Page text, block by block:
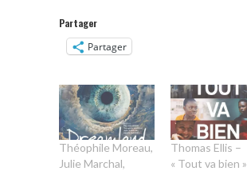
Partager
Partager
Théophile Moreau,
Julie Marchal,
Thomas Ellis –
« Tout va bien »